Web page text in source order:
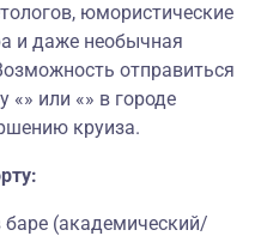
юмористические
и даже необычная
отправиться
или «» в городе
круиза.
(академический/